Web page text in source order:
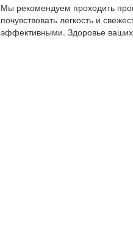
Мы рекомендуем проходить
почувствовать легкость и
эффективными. Здоровье